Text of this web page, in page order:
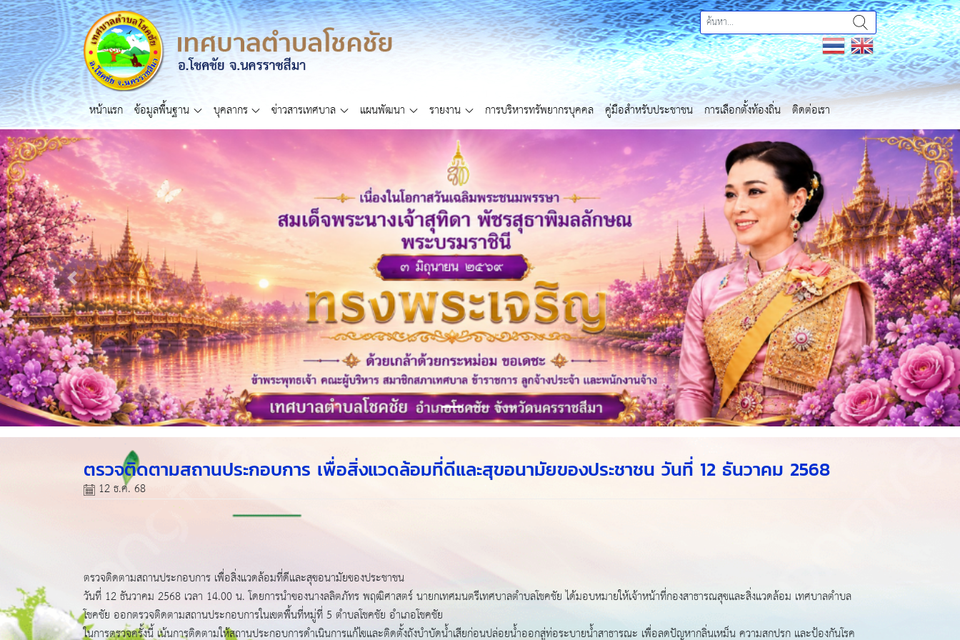
หน้าแรก ข้อมูลพื้นฐาน บุคลากร ข่าวสารเทศบาล แผนพัฒนา รายงาน การบริหารทรัพยากรบุคคล คู่มือสำหรับประชาชน การเลือกตั้งท้องถิ่น ติดต่อเรา
Previous Next
ตรวจติดตามสถานประกอบการ เพื่อสิ่งแวดล้อมที่ดีและสุขอนามัยของประชาชน วันที่ 12 ธันวาคม 2568
12 ธ.ค. 68
ตรวจติดตามสถานประกอบการ เพื่อสิ่งแวดล้อมที่ดีและสุขอนามัยของประชาชน
วันที่ 12 ธันวาคม 2568 เวลา 14.00 น. โดยการนำของนางลลิตภัทร พฤฒิศาสตร์ นายกเทศมนตรีเทศบาลตำบลโชคชัย ได้มอบหมายให้เจ้าหน้าที่กองสาธารณสุขและสิ่งแวดล้อม เทศบาลตำบล
โชคชัย ออกตรวจติดตามสถานประกอบการในเขตพื้นที่หมู่ที่ 5 ตำบลโชคชัย อำเภอโชคชัย
ในการตรวจครั้งนี้ เน้นการติดตามให้สถานประกอบการดำเนินการแก้ไขและติดตั้งถังบำบัดน้ำเสียก่อนปล่อยน้ำออกสู่ท่อระบายน้ำสาธารณะ เพื่อลดปัญหากลิ่นเหม็น ความสกปรก และป้องกันโรค